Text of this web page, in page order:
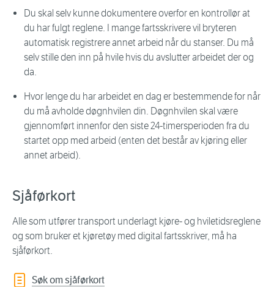
Du skal selv kunne dokumentere overfor en kontrollør at
du har fulgt reglene. I mange fartsskrivere vil bryteren
automatisk registrere annet arbeid når du stanser. Du må
selv stille den inn på hvile hvis du avslutter arbeidet der og
da.
Hvor lenge du har arbeidet en dag er bestemmende for når
du må avholde døgnhvilen din. Døgnhvilen skal være
gjennomført innenfor den siste 24-timersperioden fra du
startet opp med arbeid (enten det består av kjøring eller
annet arbeid).
Sjåførkort
Alle som utfører transport underlagt kjøre- og hviletidsreglene
og som bruker et kjøretøy med digital fartsskriver, må ha
sjåførkort.
Søk om sjåførkort